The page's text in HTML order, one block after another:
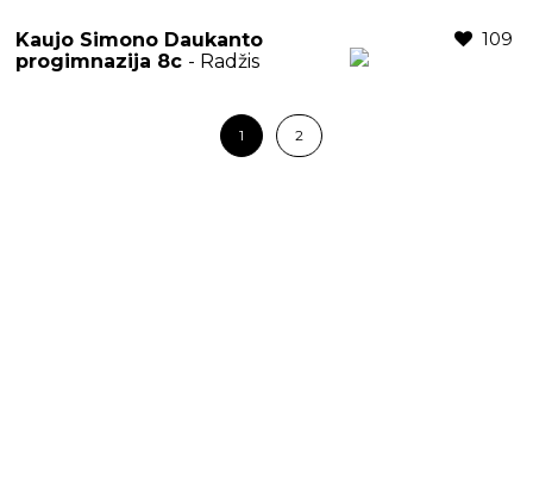
Kaujo Simono Daukanto
progimnazija 8c - Radžis
109
1 2